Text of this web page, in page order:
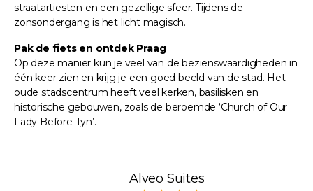
straatartiesten en een gezellige sfeer. Tijdens de
zonsondergang is het licht magisch.
Pak de fiets en ontdek Praag
Op deze manier kun je veel van de bezienswaardigheden in
één keer zien en krijg je een goed beeld van de stad. Het
oude stadscentrum heeft veel kerken, basilisken en
historische gebouwen, zoals de beroemde ‘Church of Our
Lady Before Tyn’.
Alveo Suites